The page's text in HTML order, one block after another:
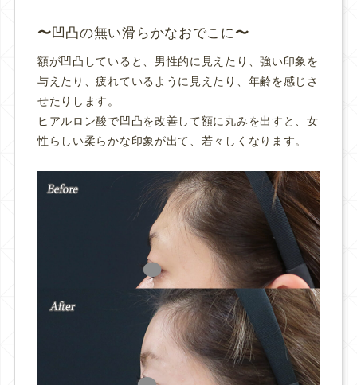
凹凸の無い滑らかなおでこに
額が凹凸していると、男性的に見えたり、強い印象を
与えたり、疲れているように見えたり、年齢を感じさ
せたりします。
ヒアルロン酸で凹凸を改善して額に丸みを出すと、女
性らしい柔らかな印象が出て、若々しくなります。